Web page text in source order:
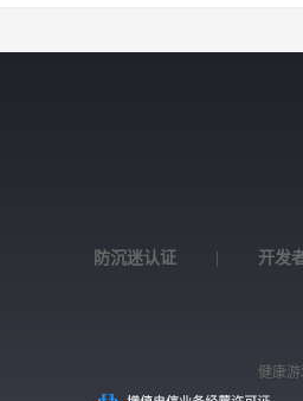
防沉迷认证 开发
健康